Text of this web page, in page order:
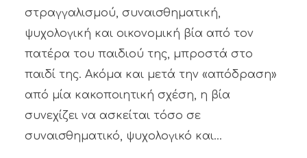
στραγγαλισμού, συναισθηματική,
ψυχολογική και οικονομική βία από τον
πατέρα του παιδιού της, μπροστά στο
παιδί της. Ακόμα και μετά την «απόδραση»
από μία κακοποιητική σχέση, η βία
συνεχίζει να ασκείται τόσο σε
συναισθηματικό, ψυχολογικό και...